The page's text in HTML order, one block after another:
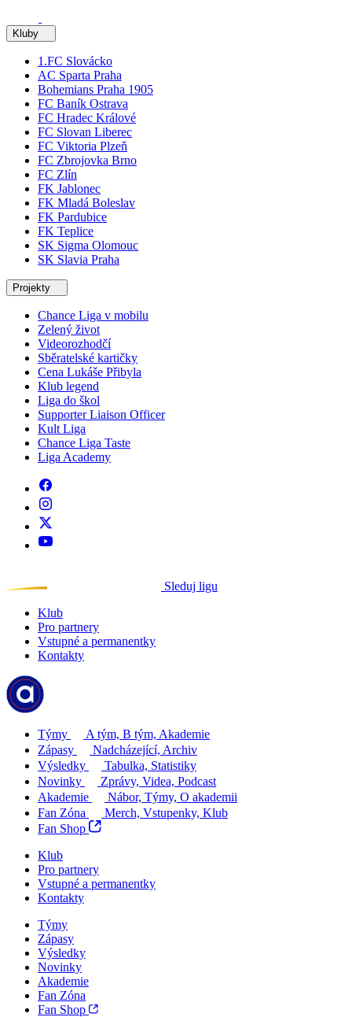
Kluby
1.FC Slovácko
AC Sparta Praha
Bohemians Praha 1905
FC Baník Ostrava
FC Hradec Králové
FC Slovan Liberec
FC Viktoria Plzeň
FC Zbrojovka Brno
FC Zlín
FK Jablonec
FK Mladá Boleslav
FK Pardubice
FK Teplice
SK Sigma Olomouc
SK Slavia Praha
Projekty
Chance Liga v mobilu
Zelený život
Videorozhodčí
Sběratelské kartičky
Cena Lukáše Přibyla
Klub legend
Liga do škol
Supporter Liaison Officer
Kult Liga
Chance Liga Taste
Liga Academy
Sleduj ligu
Klub
Pro partnery
Vstupné a permanentky
Kontakty
Týmy
A tým, B tým, Akademie
Zápasy
Nadcházející, Archiv
Výsledky
Tabulka, Statistiky
Novinky
Zprávy, Videa, Podcast
Akademie
Nábor, Týmy, O akademii
Fan Zóna
Merch, Vstupenky, Klub
Fan Shop
Klub
Pro partnery
Vstupné a permanentky
Kontakty
Týmy
Zápasy
Výsledky
Novinky
Akademie
Fan Zóna
Fan Shop